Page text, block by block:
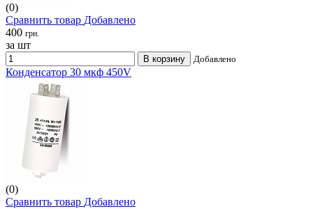
(0)
Сравнить товар Добавлено
400 грн.
за шт
В корзину Добавлено
Конденсатор 30 мкф 450V
(0)
Сравнить товар Добавлено